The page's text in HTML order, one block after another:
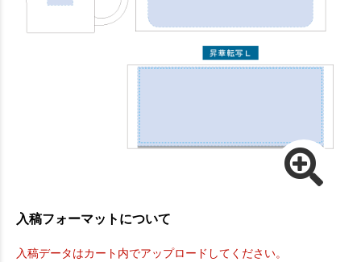
入稿フォーマットについて
入稿データはカート内でアップロードしてください。